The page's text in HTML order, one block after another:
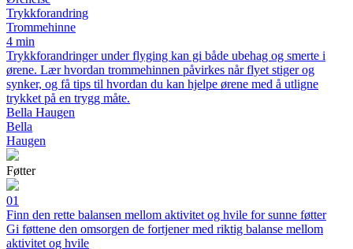
Trykkforandring
Trommehinne
4 min
Trykkforandringer under flyging kan gi både ubehag og smerte i
ørene. Lær hvordan trommehinnen påvirkes når flyet stiger og
synker, og få tips til hvordan du kan hjelpe ørene med å utligne
trykket på en trygg måte.
Bella Haugen
Bella
Haugen
Føtter
01
Finn den rette balansen mellom aktivitet og hvile for sunne føtter
Gi føttene den omsorgen de fortjener med riktig balanse mellom
aktivitet og hvile